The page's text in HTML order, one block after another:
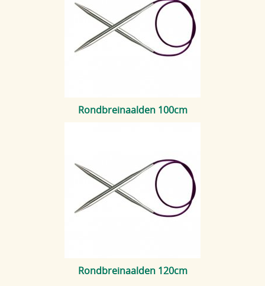
Rondbreinaalden 100cm
Rondbreinaalden 120cm